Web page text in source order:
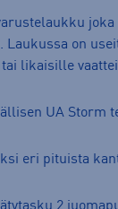
Laukussa on
likaisille
UA Storm
eri pituista